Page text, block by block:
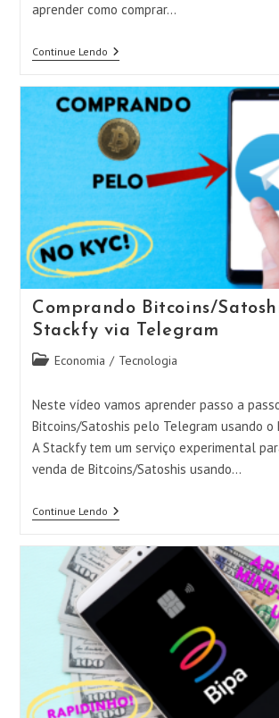
aprender como comprar…
Continue LendoComprando
BITCOIN
1
Comprando Bitcoins/
Stackfy via Telegram
Categoria
post:
Economia / Tecnologia
Neste vídeo vamos aprender passo a
Bitcoins/Satoshis pelo Telegram usando o
A Stackfy tem um serviço experimental
venda de Bitcoins/Satoshis usando…
Continue LendoComprando
Bitcoins/Satoshis
Stackfy
Via
Telegram